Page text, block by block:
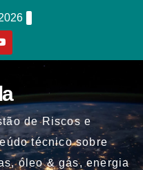
de Riscos e
técnico sobre
óleo & gás, energia